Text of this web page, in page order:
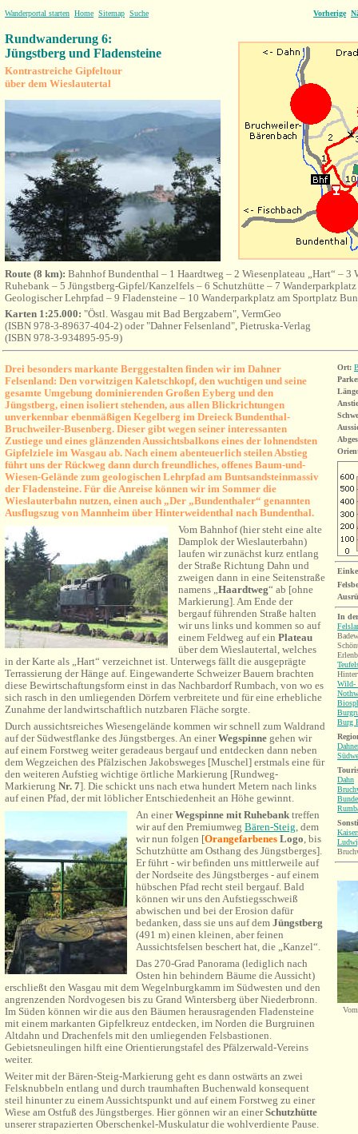
Wanderportal starten Home Sitemap Suche Vorherige
Rundwanderung 6:
Jüngstberg und Fladensteine
Kontrastreiche Gipfeltour
über dem Wieslautertal
Route (8 km): Bahnhof Bundenthal – 1 Haardtweg – 2 Wiesenplateau „Hart“ – 3
Ruhebank – 5 Jüngstberg-Gipfel/Kanzelfels – 6 Schutzhütte – 7
Geologischer Lehrpfad – 9 Fladensteine – 10 Wanderparkplatz am Sportplatz
Karten 1:25.000: "Östl. Wasgau mit Bad Bergzabern", VermGeo
(ISBN 978-3-89637-404-2) oder "Dahner Felsenland", Pietruska-Verlag
(ISBN 978-3-934895-95-9)
Drei besonders markante Berggestalten finden wir im Dahner
Felsenland: Den vorwitzigen Kaletschkopf, den wuchtigen und seine
gesamte Umgebung dominierenden Großen Eyberg und den
Jüngstberg, einen isoliert stehenden, aus allen Blickrichtungen
unverkennbar ebenmäßigen Kegelberg im Dreieck Bundenthal-
Bruchweiler-Busenberg. Dieser gibt wegen seiner interessanten
Zustiege und eines glänzenden Aussichtsbalkons eines der lohnendsten
Gipfelziele im Wasgau ab. Nach einem abenteuerlich steilen Abstieg
führt uns der Rückweg dann durch freundliches, offenes Baum-und-
Wiesen-Gelände zum geologischen Lehrpfad am Buntsandsteinmassiv
der Fladensteine. Für die Anreise können wir im Sommer die
Wieslauterbahn nutzen, einen auch „Der „Bundenthaler“ genannten
Ausflugszug von Mannheim über Hinterweidenthal nach Bundenthal.
Vom Bahnhof (hier steht eine alte
Damplok der Wieslauterbahn)
laufen wir zunächst kurz entlang
der Straße Richtung Dahn und
zweigen dann in eine Seitenstraße
namens „Haardtweg“ ab [ohne
Markierung]. Am Ende der
bergauf führenden Straße halten
wir uns links und kommen so auf
einem Feldweg auf ein Plateau
über dem Wieslautertal, welches
in der Karte als „Hart“ verzeichnet ist. Unterwegs fällt die ausgeprägte
Terrassierung der Hänge auf. Eingewanderte Schweizer Bauern brachten
diese Bewirtschaftungsform einst in das Nachbardorf Rumbach, von wo es
sich rasch in den umliegenden Dörfern verbreitete und für eine erhebliche
Zunahme der landwirtschaftlich nutzbaren Fläche sorgte.
Durch aussichtsreiches Wiesengelände kommen wir schnell zum Waldrand
auf der Südwestflanke des Jüngstberges. An einerWegspinne gehen wir
auf einem Forstweg weiter geradeaus bergauf und entdecken dann neben
dem Wegzeichen des Pfälzischen Jakobsweges [Muschel] erstmals eine für
den weiteren Aufstieg wichtige örtliche Markierung [Rundweg-
Markierung Nr. 7]. Die schickt uns nach etwa hundert Metern nach links
auf einen Pfad, der mit löblicher Entschiedenheit an Höhe gewinnt.
An einerWegspinne mit Ruhebank treffen
wir auf den Premiumweg Bären-Steig, dem
wir nun folgen [Orangefarbenes Logo, bis
Schutzhütte am Osthang des Jüngstberges].
Er führt - wir befinden uns mittlerweile auf
der Nordseite des Jüngstberges - auf einem
hübschen Pfad recht steil bergauf. Bald
können wir uns den Aufstiegsschweiß
abwischen und bei der Erosion dafür
bedanken, dass sie uns auf dem Jüngstberg
(491 m) einen kleinen, aber feinen
Aussichtsfelsen beschert hat, die „Kanzel“.
Das 270-Grad Panorama (lediglich nach
Osten hin behindern Bäume die Aussicht)
erschließt den Wasgau mit dem Wegelnburgkamm im Südwesten und den
angrenzenden Nordvogesen bis zu Grand Wintersberg über Niederbronn.
Im Süden können wir die aus den Bäumen herausragenden Fladensteine
mit einem markanten Gipfelkreuz entdecken, im Norden die Burgruinen
Altdahn und Drachenfels mit den umliegenden Felsbastionen.
Gebietsneulingen hilft eine Orientierungstafel des Pfälzerwald-Vereins
weiter.
Weiter mit der Bären-Steig-Markierung geht es dann ostwärts an zwei
Felsknubbeln entlang und durch traumhaften Buchenwald konsequent
steil hinunter zu einem Aussichtspunkt und auf einem Forstweg zu einer
Wiese am Ostfuß des Jüngstberges. Hier gönnen wir an einerSchutzhütte
unserer strapazierten Oberschenkel-Muskulatur die wohlverdiente Pause.
Ort:
In
Wild-
Burg
Dahn